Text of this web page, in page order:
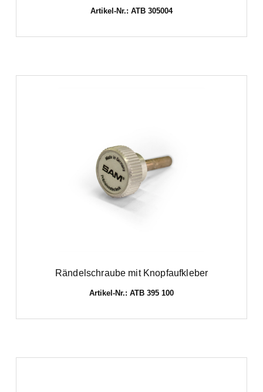
Artikel-Nr.: ATB 305004
Rändelschraube mit Knopfaufkleber
Artikel-Nr.: ATB 395 100